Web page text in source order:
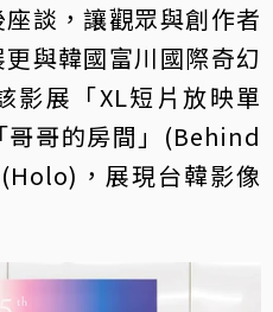
談，讓觀眾與創作者
與韓國富川國際奇幻
影展「XL短片放映單
哥哥的房間」(Behind
，展現台韓影像